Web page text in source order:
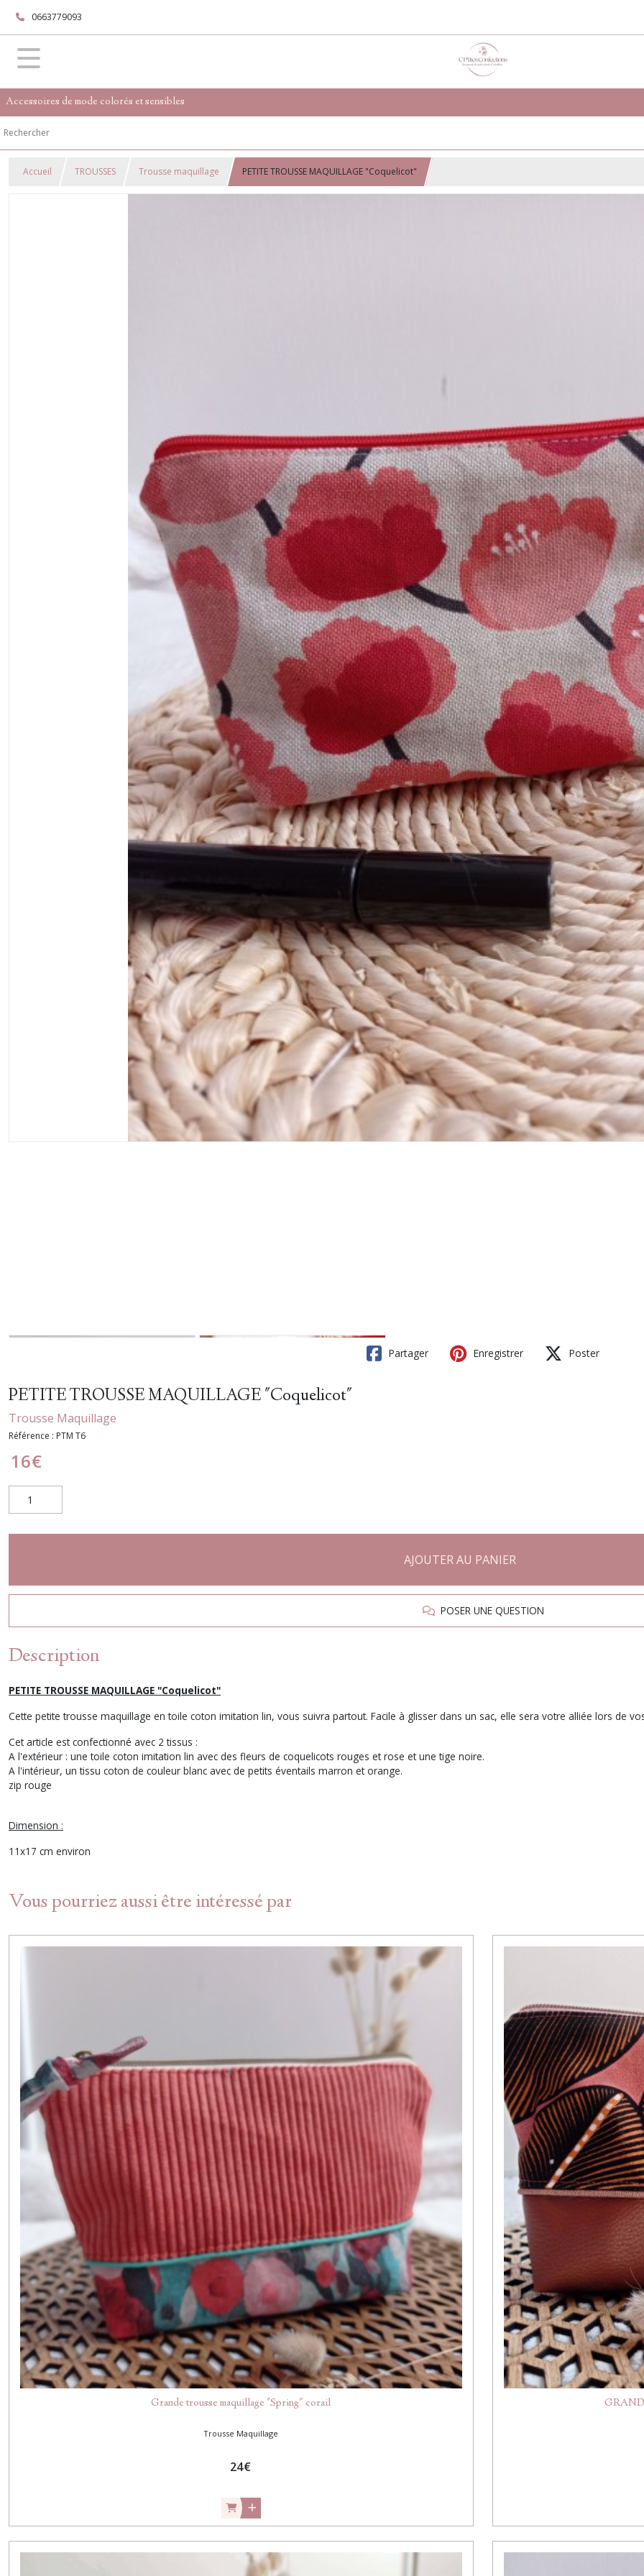
0663779093
Accessoires de mode colorés et sensibles
Accueil TROUSSES Trousse maquillage PETITE TROUSSE MAQUILLAGE "Coquelicot"
Partager Enregistrer Poster
PETITE TROUSSE MAQUILLAGE "Coquelicot"
Trousse Maquillage
Référence : PTM T6
16€
AJOUTER AU PANIER
POSER UNE QUESTION
Description
PETITE TROUSSE MAQUILLAGE "Coquelicot"
Cette petite trousse maquillage en toile coton imitation lin, vous suivra partout. Facile à glisser dans un sac, elle sera votre alliée lors de
Cet article est confectionné avec 2 tissus :
A l'extérieur : une toile coton imitation lin avec des fleurs de coquelicots rouges et rose et une tige noire.
A l'intérieur, un tissu coton de couleur blanc avec de petits éventails marron et orange.
zip rouge
Dimension :
11x17 cm environ
Vous pourriez aussi être intéressé par
Grande trousse maquillage "Spring" corail
Trousse Maquillage
24€